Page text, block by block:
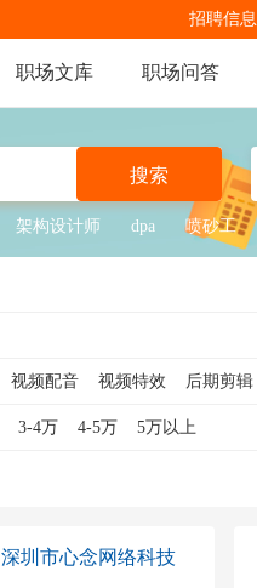
招聘信息
职场文库 职场问答
搜索
架构设计师 dpa 喷砂工
视频配音 视频特效 后期剪辑
3-4万 4-5万 5万以上
深圳市心念网络科技